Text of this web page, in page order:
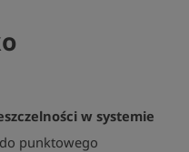
w systemie
punktowego